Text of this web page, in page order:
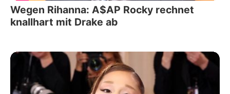
Wegen Rihanna: A$AP Rocky rechnet
knallhart mit Drake ab